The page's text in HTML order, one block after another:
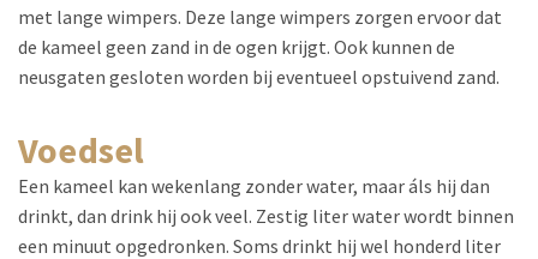
met lange wimpers. Deze lange wimpers zorgen ervoor dat
de kameel geen zand in de ogen krijgt. Ook kunnen de
neusgaten gesloten worden bij eventueel opstuivend zand.
voedsel
Een kameel kan wekenlang zonder water, maar áls hij dan
drinkt, dan drink hij ook veel. Zestig liter water wordt binnen
een minuut opgedronken. Soms drinkt hij wel honderd liter